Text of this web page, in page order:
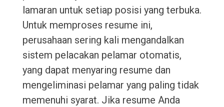
lamaran untuk setiap posisi yang terbuka.
Untuk memproses resume ini,
perusahaan sering kali mengandalkan
sistem pelacakan pelamar otomatis,
yang dapat menyaring resume dan
mengeliminasi pelamar yang paling tidak
memenuhi syarat. Jika resume Anda